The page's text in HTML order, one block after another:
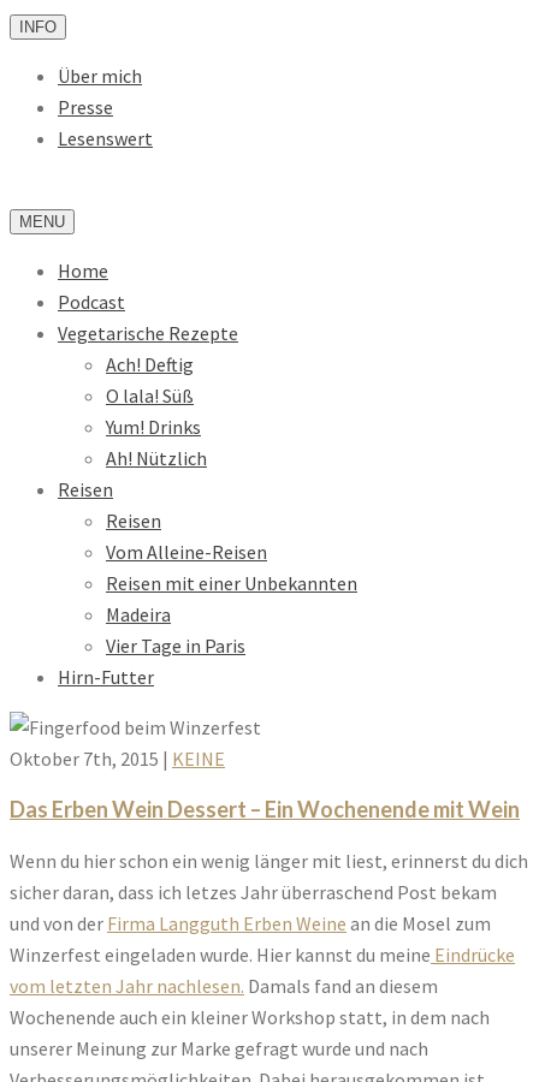
INFO
Über mich
Presse
Lesenswert
MENU
Home
Podcast
Vegetarische Rezepte
Ach! Deftig
O lala! Süß
Yum! Drinks
Ah! Nützlich
Reisen
Reisen
Vom Alleine-Reisen
Reisen mit einer Unbekannten
Madeira
Vier Tage in Paris
Hirn-Futter
Oktober 7th, 2015 | KEINE
Das Erben Wein Dessert – Ein Wochenende mit Wein
Wenn du hier schon ein wenig länger mit liest, erinnerst du dich
sicher daran, dass ich letzes Jahr überraschend Post bekam
und von der Firma Langguth Erben Weine an die Mosel zum
Winzerfest eingeladen wurde. Hier kannst du meine Eindrücke
vom letzten Jahr nachlesen. Damals fand an diesem
Wochenende auch ein kleiner Workshop statt, in dem nach
unserer Meinung zur Marke gefragt wurde und nach